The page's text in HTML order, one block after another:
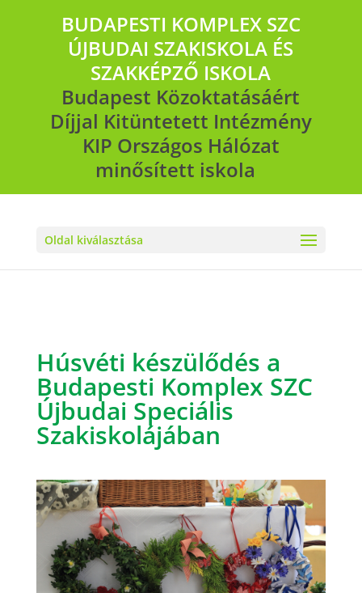
BUDAPESTI KOMPLEX SZC
ÚJBUDAI SZAKISKOLA ÉS
SZAKKÉPZŐ ISKOLA
Budapest Közoktatásáért
Díjjal Kitüntetett Intézmény
KIP Országos Hálózat
minősített iskola
Oldal kiválasztása
Húsvéti készülődés a
Budapesti Komplex SZC
Újbudai Speciális
Szakiskolájában